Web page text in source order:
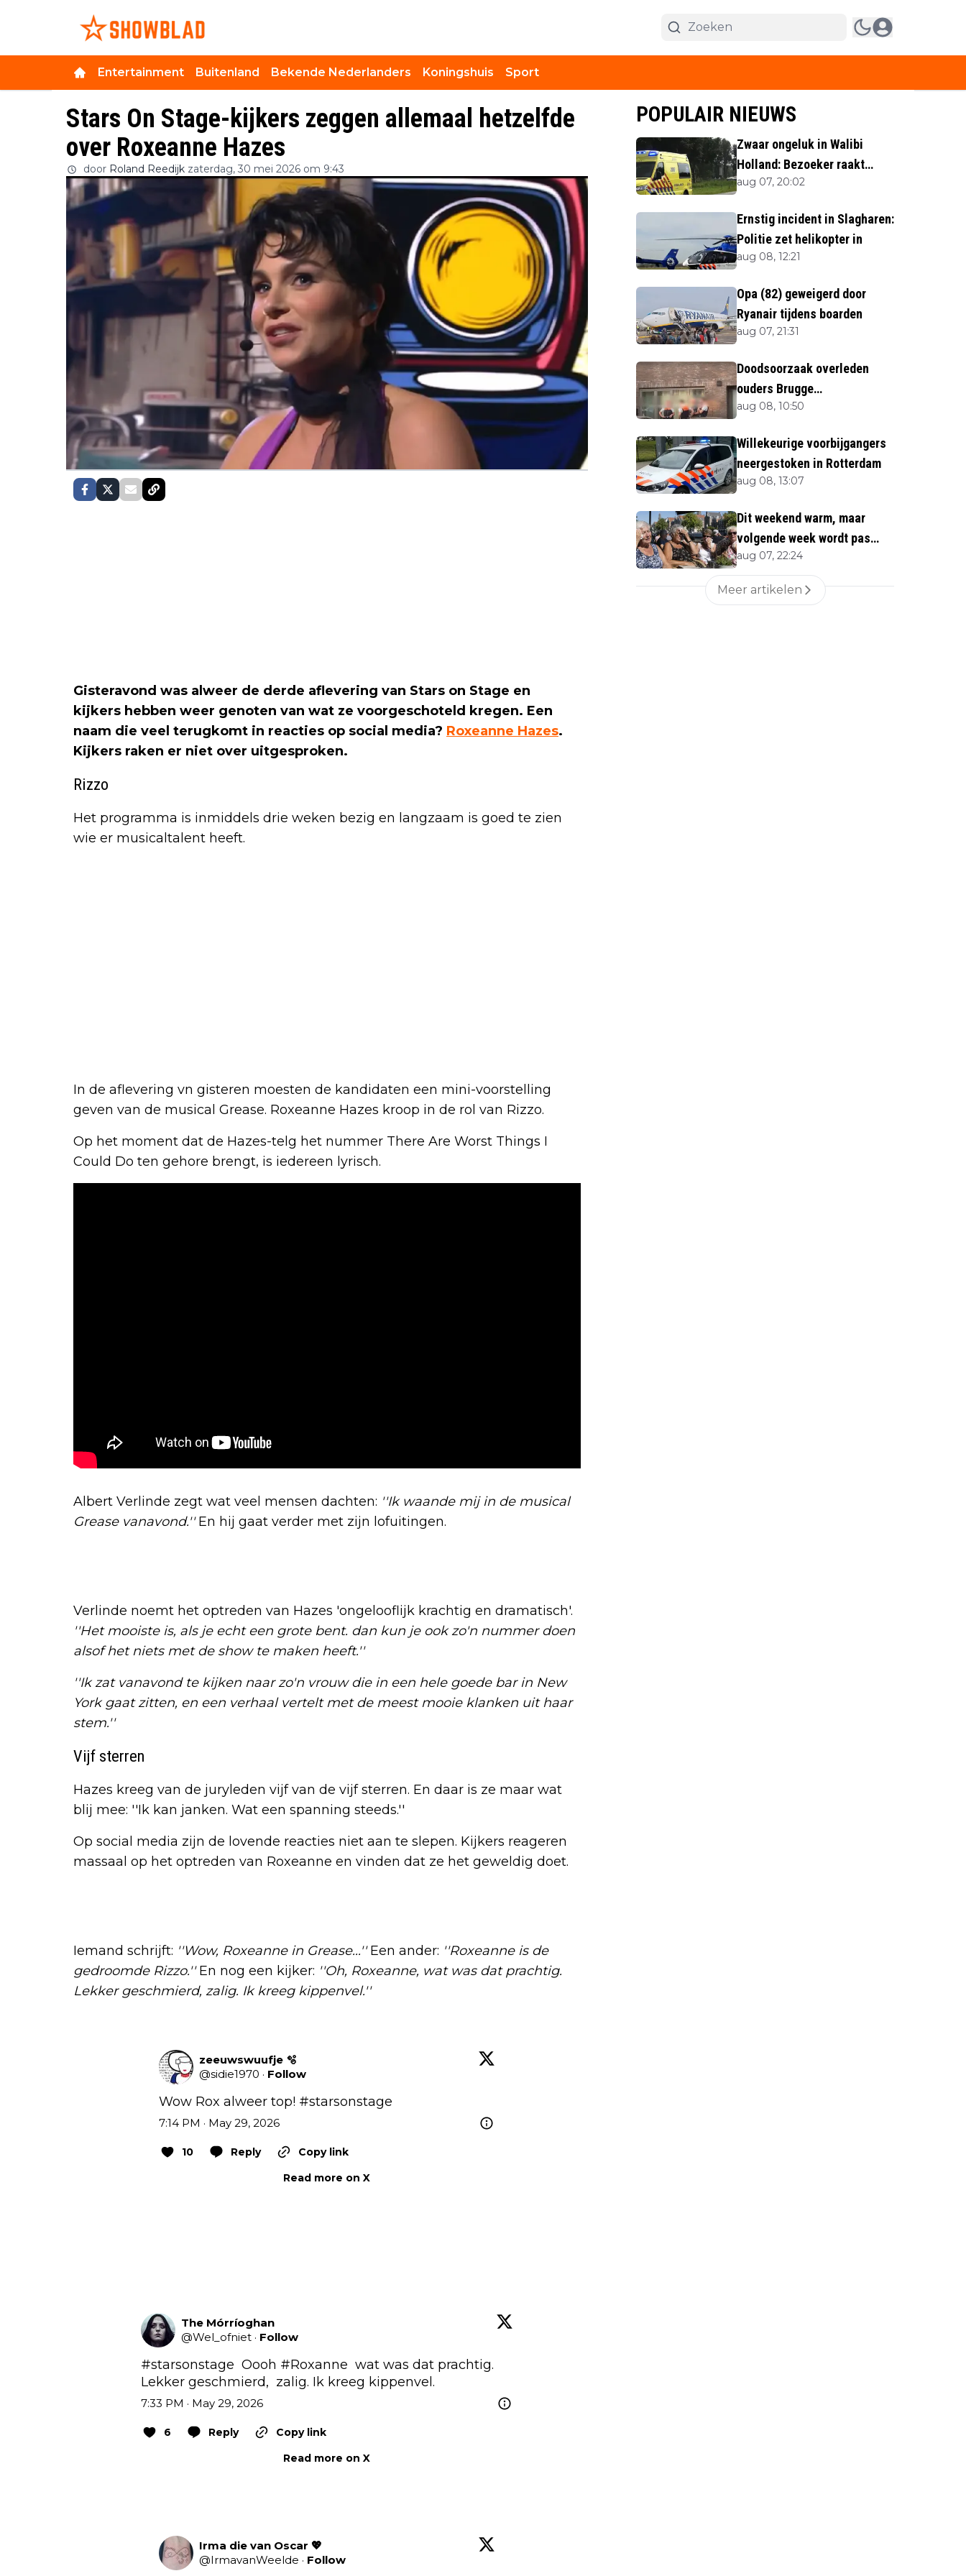
Entertainment Buitenland Bekende Nederlanders Koningshuis Sport
Stars On Stage-kijkers zeggen allemaal hetzelfde
over Roxeanne Hazes
door Roland Reedijk zaterdag, 30 mei 2026 om 9:43
Gisteravond was alweer de derde aflevering van Stars on Stage en
kijkers hebben weer genoten van wat ze voorgeschoteld kregen. Een
naam die veel terugkomt in reacties op social media? Roxeanne Hazes.
Kijkers raken er niet over uitgesproken.
Rizzo
Het programma is inmiddels drie weken bezig en langzaam is goed te zien
wie er musicaltalent heeft.
In de aflevering vn gisteren moesten de kandidaten een mini-voorstelling
geven van de musical Grease. Roxeanne Hazes kroop in de rol van Rizzo.
Op het moment dat de Hazes-telg het nummer There Are Worst Things I
Could Do ten gehore brengt, is iedereen lyrisch.
Albert Verlinde zegt wat veel mensen dachten: ''Ik waande mij in de musical
Grease vanavond.''En hij gaat verder met zijn lofuitingen.
Verlinde noemt het optreden van Hazes 'ongelooflijk krachtig en dramatisch'.
''Het mooiste is, als je echt een grote bent. dan kun je ook zo'n nummer doen
alsof het niets met de show te maken heeft.''
''Ik zat vanavond te kijken naar zo'n vrouw die in een hele goede bar in New
York gaat zitten, en een verhaal vertelt met de meest mooie klanken uit haar
stem.''
Vijf sterren
Hazes kreeg van de juryleden vijf van de vijf sterren. En daar is ze maar wat
blij mee: ''Ik kan janken. Wat een spanning steeds.''
Op social media zijn de lovende reacties niet aan te slepen. Kijkers reageren
massaal op het optreden van Roxeanne en vinden dat ze het geweldig doet.
Iemand schrijft: ''Wow, Roxeanne in Grease...''Een ander: ''Roxeanne is de
gedroomde Rizzo.''En nog een kijker: ''Oh, Roxeanne, wat was dat prachtig.
Lekker geschmierd, zalig. Ik kreeg kippenvel.''
zeeuwswuufje 🫧
@sidie1970 · Follow
Wow Rox alweer top! #starsonstage
7:14 PM · May 29, 2026
10 Reply
Copy link
Read more on X
The Mórríoghan
@Wel_ofniet · Follow
#starsonstage
  Oooh
#Roxanne
  wat was dat prachtig.
Lekker geschmierd,  zalig. Ik kreeg kippenvel.
7:33 PM · May 29, 2026
6 Reply
Copy link
Read more on X
Irma die van Oscar 💖
@IrmavanWeelde · Follow
POPULAIR NIEUWS
Zwaar ongeluk in Walibi
Holland: Bezoeker raakt
lichaamsdeel kwijt
aug 07, 20:02
Ernstig incident in Slagharen:
Politie zet helikopter in
aug 08, 12:21
Opa (82) geweigerd door
Ryanair tijdens boarden
aug 07, 21:31
Doodsoorzaak overleden
ouders Brugge
bekendgemaakt
aug 08, 10:50
Willekeurige voorbijgangers
neergestoken in Rotterdam
aug 08, 13:07
Dit weekend warm, maar
volgende week wordt pas
écht heet
aug 07, 22:24
Meer artikelen